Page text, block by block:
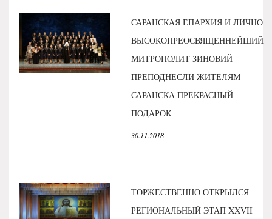
САРАНСКАЯ ЕПАРХИЯ И ЛИЧНО
ВЫСОКОПРЕОСВЯЩЕННЕЙШИЙ
МИТРОПОЛИТ ЗИНОВИЙ
ПРЕПОДНЕСЛИ ЖИТЕЛЯМ
САРАНСКА ПРЕКРАСНЫЙ
ПОДАРОК
30.11.2018
ТОРЖЕСТВЕННО ОТКРЫЛСЯ
РЕГИОНАЛЬНЫЙ ЭТАП XXVII